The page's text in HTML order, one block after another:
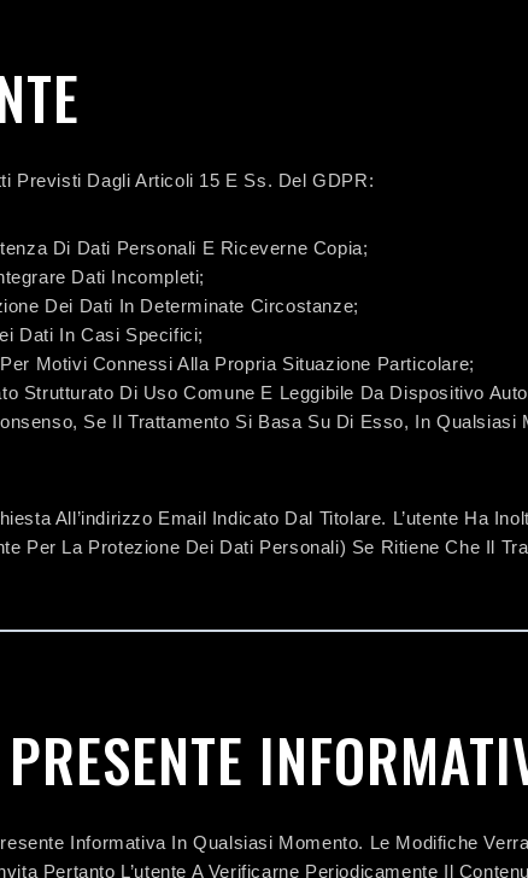
Previsti Dagli Articoli 15 E Ss. Del GDPR:
Di Dati Personali E Riceverne Copia;
Dati Incompleti;
Dei Dati In Determinate Circostanze;
Dati In Casi Specifici;
Motivi Connessi Alla Propria Situazione Particolare;
Strutturato Di Uso Comune E Leggibile Da Dispositivo
Se Il Trattamento Si Basa Su Di Esso, In Qualsiasi
All’indirizzo Email Indicato Dal Titolare. L’utente Ha
Per La Protezione Dei Dati Personali) Se Ritiene Che Il
Informativa In Qualsiasi Momento. Le Modifiche
Pertanto L’utente A Verificarne Periodicamente Il